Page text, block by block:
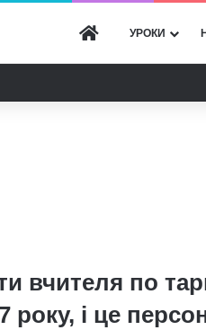
ГОЛОВНА
УРОКИ
вчителя по
року, і це